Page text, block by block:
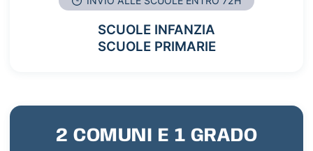
SCUOLE INFANZIA
SCUOLE PRIMARIE
2 COMUNI E 1 GRADO